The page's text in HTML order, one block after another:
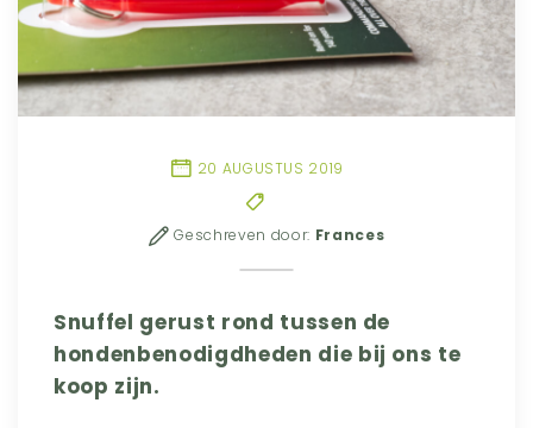
20 AUGUSTUS 2019
Geschreven door: Frances
Snuffel gerust rond tussen de
hondenbenodigdheden die bij ons te
koop zijn.